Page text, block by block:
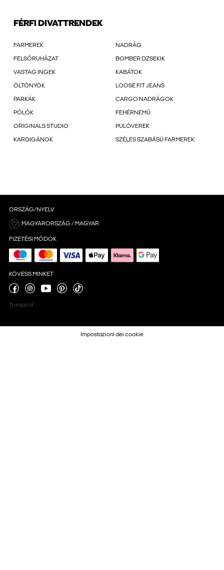
FÉRFI DIVATTRENDEK
FARMEREK NADRÁG
FELSŐRUHÁZAT BOMBER DZSEKIK
VASTAG INGEK KABÁTOK
ÖLTÖNYÖK LOOSE FIT JEANS
PARKÁK CARGO NADRÁGOK
PÓLÓK FEHÉRNEMŰ
ORIGINALS STUDIO PULÓVEREK
KARDIGÁNOK SZÉLES SZABÁSÚ FARMEREK
ORSZÁG/NYELV
MAGYARORSZÁG / MAGYAR
FIZETÉSI MÓDOK
KÖVESS MINKET
Trustpilot
Impostazioni dei cookie